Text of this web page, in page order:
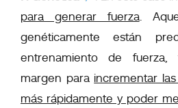
para generar fuerza.
genéticamente están
entrenamiento de
margen para incrementar
más rápidamente y poder